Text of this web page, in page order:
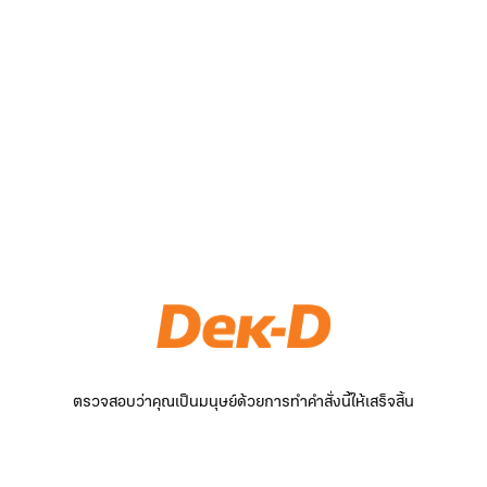
ตรวจสอบว่าคุณเป็นมนุษย์ด้วยการทำคำสั่งนี้ให้เสร็จสิ้น